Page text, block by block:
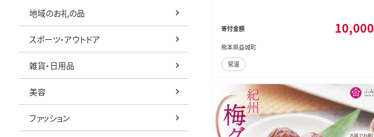
地域のお礼の品
スポーツ・アウトドア
雑貨・日用品
美容
ファッション
寄付金額 10,000
熊本県益城町
常温